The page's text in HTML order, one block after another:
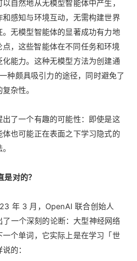
自然地从无模型智能体中产生，
和感知与环境互动，无需构建世界
无模型智能体的显著成功有力地
，这些智能体在不同任务和环境
能力。这种无模型方法为创建通
种颇具吸引力的途径，同时避免了
杂性。
了一个有趣的可能性：即使是这
也可能正在表面之下学习隐式的
对的？
年 3 月，OpenAI 联合创始人
一个深刻的论断：大型神经网络
个单词，它实际上是在学习「世
的：